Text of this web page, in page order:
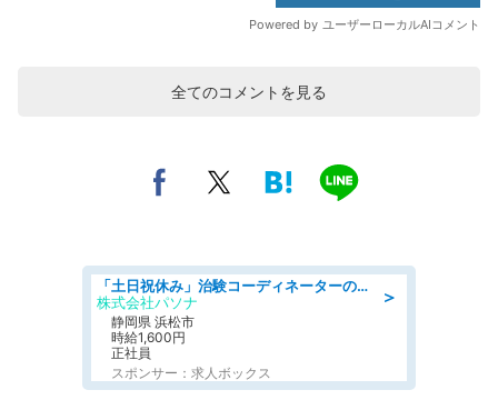
全てのコメントを見る
＞
「土日祝休み」治験コーディネーターのお仕事/未経験OK
株式会社パソナ
静岡県 浜松市
時給1,600円
正社員
スポンサー：求人ボックス